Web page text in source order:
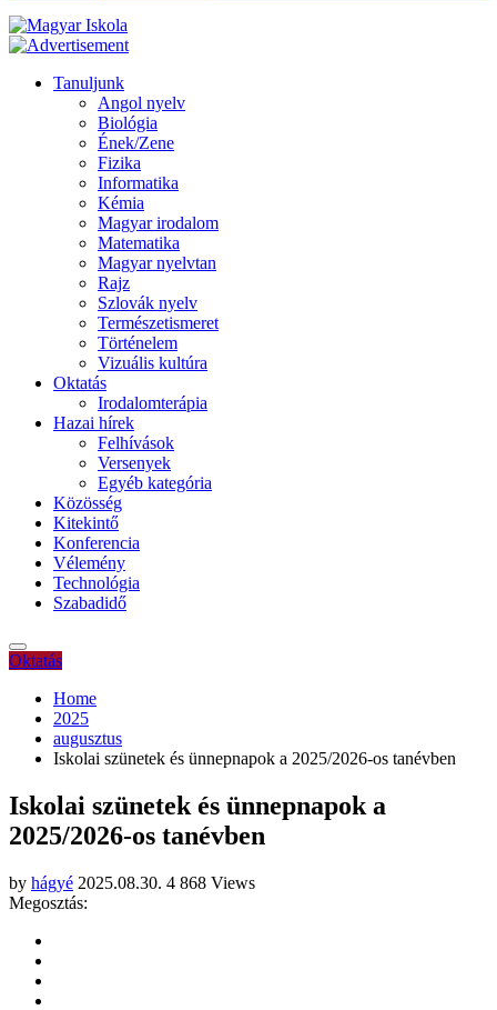
Tanuljunk
Angol nyelv
Biológia
Ének/Zene
Fizika
Informatika
Kémia
Magyar irodalom
Matematika
Magyar nyelvtan
Rajz
Szlovák nyelv
Természetismeret
Történelem
Vizuális kultúra
Oktatás
Irodalomterápia
Hazai hírek
Felhívások
Versenyek
Egyéb kategória
Közösség
Kitekintő
Konferencia
Vélemény
Technológia
Szabadidő
Oktatás
Home
2025
augusztus
Iskolai szünetek és ünnepnapok a 2025/2026-os tanévben
Iskolai szünetek és ünnepnapok a
2025/2026-os tanévben
by hágyé 2025.08.30. 4 868 Views
Megosztás: